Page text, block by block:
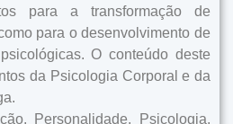
para a transformação de
para o desenvolvimento de
O conteúdo deste
da Psicologia Corporal e da
Personalidade. Psicologia.